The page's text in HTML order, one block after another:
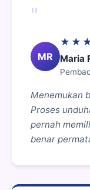
"
MR Maria
Menemukan
Proses
pernah
benar